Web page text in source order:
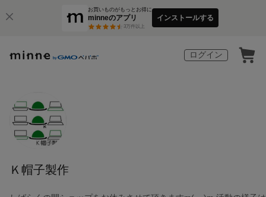
お買いものがもっとお得に
minneのアプリ
3万件以上
インストールする
ログイン
Ｋ帽子製作